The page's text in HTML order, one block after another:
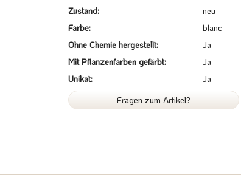
Zustand:
neu
Farbe:
blanc
Ohne Chemie hergestellt:
Ja
Mit Pflanzenfarben gefärbt:
Ja
Unikat:
Ja
Fragen zum Artikel?